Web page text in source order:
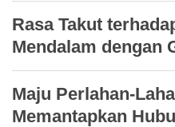
Rasa Takut
Mendalam dengan
Maju Perlahan-
Memantapkan